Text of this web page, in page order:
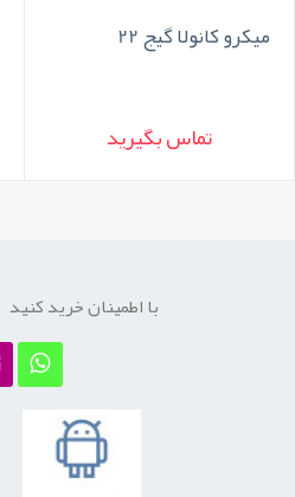
میکرو کانولا گیج 22
تماس بگیرید
با اطمینان خرید کنید